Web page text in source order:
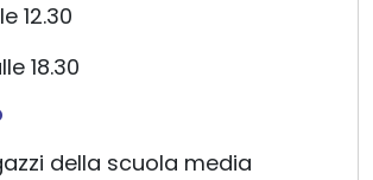
12.30
18.30
della scuola media